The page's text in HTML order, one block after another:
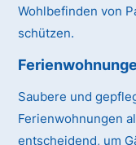
Wohlbefinden von
schützen.
Saubere und
Ferienwohnungen
entscheidend, um